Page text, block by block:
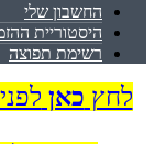
החשבון שלי
היסטוריית
רשימת תפוצה
לחץ כאן